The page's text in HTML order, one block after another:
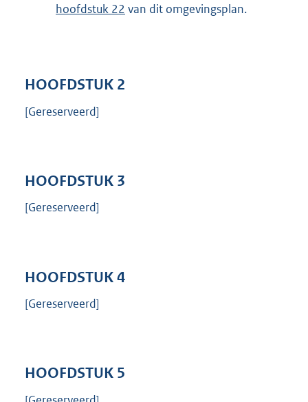
hoofdstuk 22 van dit omgevingsplan.
HOOFDSTUK 2
[Gereserveerd]
HOOFDSTUK 3
[Gereserveerd]
HOOFDSTUK4
[Gereserveerd]
HOOFDSTUK 5